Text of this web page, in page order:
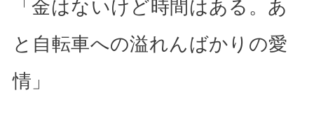
「金はないけど時間はある。あ
と自転車への溢れんばかりの愛
情」